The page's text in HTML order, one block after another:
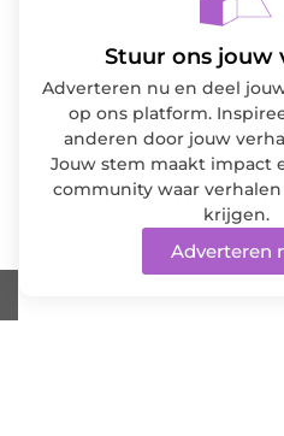
Stuur ons jouw
Adverteren nu en deel
op ons platform.
anderen door jouw
Jouw stem maakt impact
community waar
krijgen.
Adverteren